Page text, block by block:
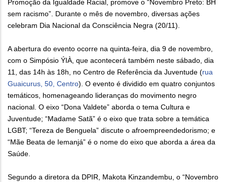
Promoção da Igualdade Racial, promove o “Novembro Preto: BH
sem racismo”. Durante o mês de novembro, diversas ações
celebram Dia Nacional da Consciência Negra (20/11).
A abertura do evento ocorre na quinta-feira, dia 9 de novembro,
com o Simpósio ÝIÀ, que acontecerá também neste sábado, dia
11, das 14h às 18h, no Centro de Referência da Juventude (rua
Guaicurus, 50, Centro). O evento é dividido em quatro conjuntos
temáticos, homenageando lideranças do movimento negro
nacional. O eixo “Dona Valdete” aborda o tema Cultura e
Juventude; “Madame Satã” é o eixo que trata sobre a temática
LGBT; “Tereza de Benguela” discute o afroempreendedorismo; e
“Mãe Beata de Iemanjá” é o nome do eixo que aborda a área da
Saúde.
Segundo a diretora da DPIR, Makota Kinzandembu, o “Novembro